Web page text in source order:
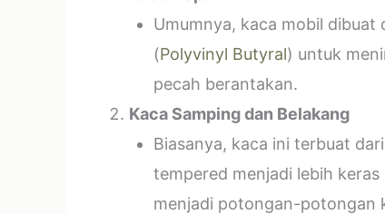
Umumnya, kaca mobil dibuat
(Polyvinyl Butyral) untuk
pecah berantakan.
Kaca Samping dan Belakang
Biasanya, kaca ini terbuat
tempered menjadi lebih
menjadi potongan-potongan